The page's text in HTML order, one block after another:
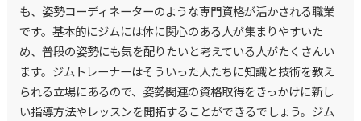
も、姿勢コーディネーターのような専門資格が活かされる職業
です。基本的にジムには体に関心のある人が集まりやすいた
め、普段の姿勢にも気を配りたいと考えている人がたくさんい
ます。ジムトレーナーはそういった人たちに知識と技術を教え
られる立場にあるので、姿勢関連の資格取得をきっかけに新し
い指導方法やレッスンを開拓することができるでしょう。ジム